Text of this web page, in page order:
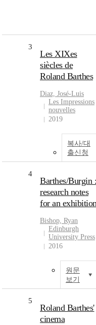
3
Les XIXes
siècles de
Roland Barthes
Diaz, José-Luis
Les Impressions
nouvelles
2019
복사/대
출신청
4
Barthes/Burgin :
research notes
for an
Bishop, Ryan
Edinburgh
University Press
2016
원문
보기
5
Roland Barthes'
cinema